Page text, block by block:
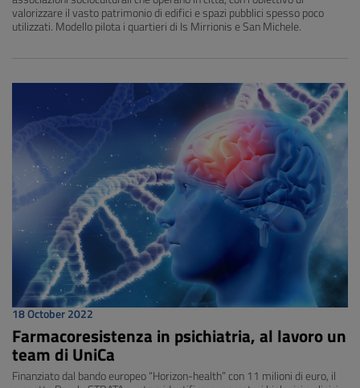
valorizzare il vasto patrimonio di edifici e spazi pubblici spesso poco
utilizzati. Modello pilota i quartieri di Is Mirrionis e San Michele.
18 October 2022
Farmacoresistenza in psichiatria, al lavoro un
team di UniCa
Finanziato dal bando europeo “Horizon-health” con 11 milioni di euro, il